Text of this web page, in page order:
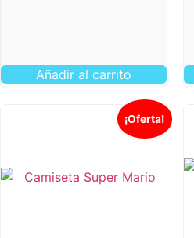
Añadir al carrito
¡Oferta!